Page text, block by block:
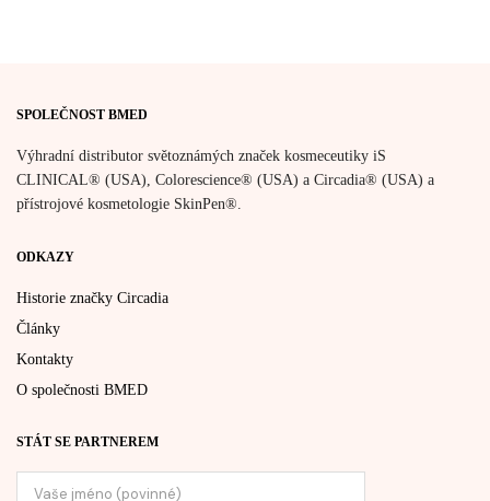
SPOLEČNOST BMED
Výhradní distributor světoznámých značek kosmeceutiky iS
CLINICAL® (USA), Colorescience® (USA) a Circadia® (USA) a
přístrojové kosmetologie SkinPen®.
ODKAZY
Historie značky Circadia
Články
Kontakty
O společnosti BMED
STÁT SE PARTNEREM